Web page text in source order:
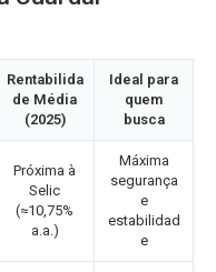
Rentabilida
de Média
(2025)
Ideal para
quem
busca
Próxima à
Selic
(≈10,75%
a.a.)
Máxima
segurança
e
estabilidad
e